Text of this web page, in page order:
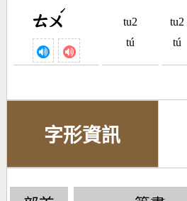
ㄊㄨ
ˊ
tu2
tú
tu2
tú
字形資訊